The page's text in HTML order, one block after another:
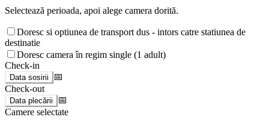
Selectează perioada, apoi alege camera dorită.
Doresc si optiunea de transport dus - intors catre statiunea de
destinatie
Doresc camera în regim single (1 adult)
Check-in
Data sosirii
📅
Check-out
Data plecării
📅
Camere selectate